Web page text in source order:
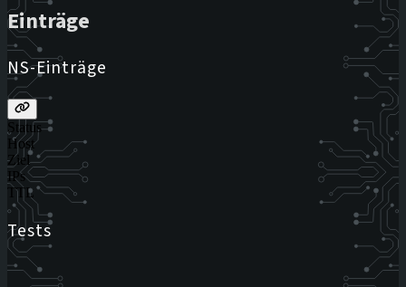
Einträge
NS-Einträge
Status
Host
Ziel
IPs
TTL
Tests